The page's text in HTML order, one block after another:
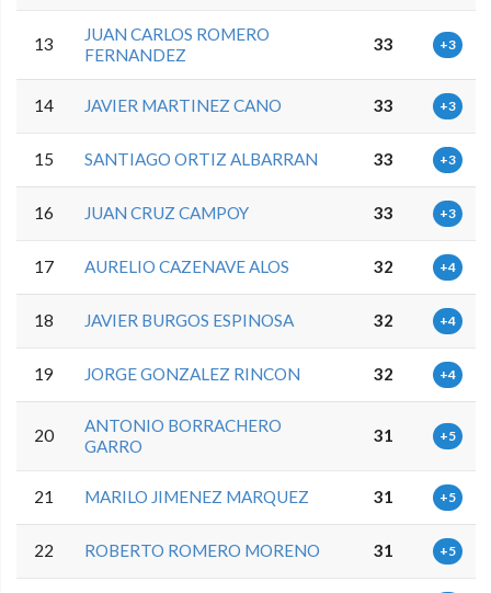
13
JUAN CARLOS ROMERO
FERNANDEZ
33 +3
14 JAVIER MARTINEZ CANO 33 +3
15 SANTIAGO ORTIZ ALBARRAN 33 +3
16 JUAN CRUZ CAMPOY 33 +3
17 AURELIO CAZENAVE ALOS 32 +4
18 JAVIER BURGOS ESPINOSA 32 +4
19 JORGE GONZALEZ RINCON 32 +4
20
ANTONIO BORRACHERO
GARRO
31 +5
21 MARILO JIMENEZ MARQUEZ 31 +5
22 ROBERTO ROMERO MORENO 31 +5